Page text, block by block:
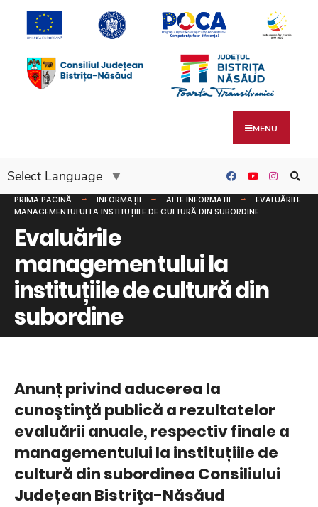
MENU
Select Language ▼
PRIMA PAGINĂ INFORMAȚII ALTE INFORMATII
EVALUĂRILE
MANAGEMENTULUI LA INSTITUȚIILE DE CULTURĂ DIN SUBORDINE
Evaluările
managementului la
instituțiile de cultură din
subordine
Anunț privind aducerea la
cunoştinţă publică a rezultatelor
evaluării anuale, respectiv finale a
managementului la instituțiile de
cultură din subordinea Consiliului
Județean Bistriţa-Năsăud